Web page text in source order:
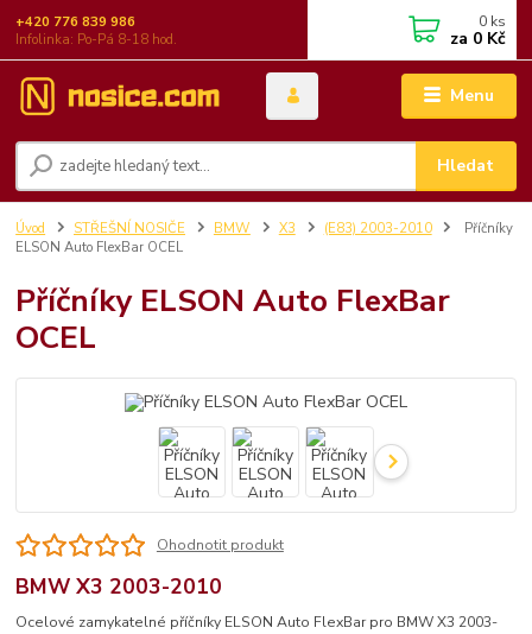
Menu
Hledat
+420 776 839 986
Infolinka: Po-Pá 8-18 hod.
0 ks
za 0 Kč
Úvod STŘEŠNÍ NOSIČE BMW X3 (E83) 2003-2010
Příčníky
ELSON Auto FlexBar OCEL
Příčníky ELSON Auto FlexBar
OCEL
Ohodnotit produkt
BMW X3 2003-2010
Ocelové zamykatelné příčníky ELSON Auto FlexBar pro BMW X3 2003-